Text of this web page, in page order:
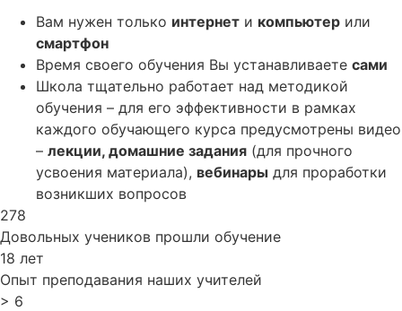
Вам нужен только интернет и компьютер или
смартфон
Время своего обучения Вы устанавливаете сами
Школа тщательно работает над методикой
обучения – для его эффективности в рамках
каждого обучающего курса предусмотрены видео
– лекции, домашние задания (для прочного
усвоения материала), вебинары для проработки
возникших вопросов
278
Довольных учеников прошли обучение
18 лет
Опыт преподавания наших учителей
> 6